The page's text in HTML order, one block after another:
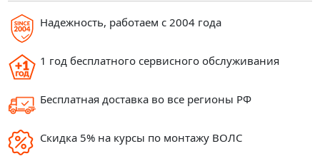
Надежность, работаем с 2004 года
1 год бесплатного сервисного обслуживания
Бесплатная доставка во все регионы РФ
Скидка 5% на курсы по монтажу ВОЛС